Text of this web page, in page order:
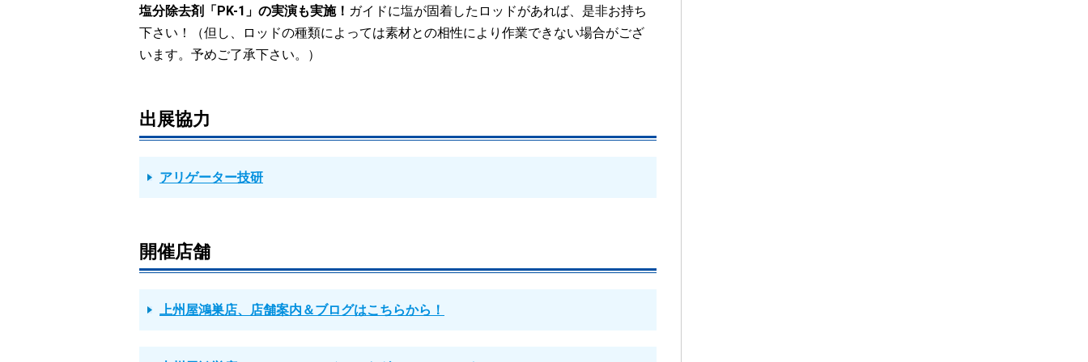
塩分除去剤「PK-1」の実演も実施！ ガイドに塩が固着したロッドがあれば、是非お持ち
下さい！（但し、ロッドの種類によっては素材との相性により作業できない場合がござ
います。予めご了承下さい。）
出展協力
アリゲーター技研
開催店舗
上州屋鴻巣店、店舗案内＆ブログはこちらから！